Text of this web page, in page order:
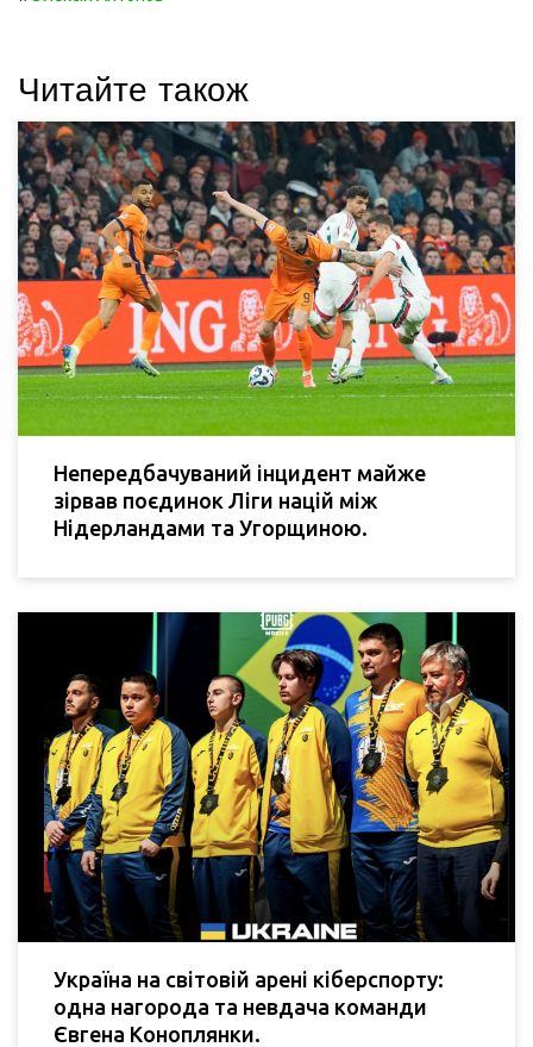
Читайте також
Непередбачуваний інцидент майже
зірвав поєдинок Ліги націй між
Нідерландами та Угорщиною.
Україна на світовій арені кіберспорту:
одна нагорода та невдача команди
Євгена Коноплянки.